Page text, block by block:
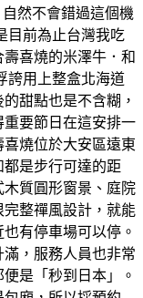
然不會錯過這個機
目前為止台灣我吃
喜燒的米澤牛．和
誇用上整盒北海道
甜點也是不含糊，
要節日在這安排一
燒位於大安區遠東
是步行可達的距
質圓形窗景、庭院
整禪風設計，就能
有停車場可以停。
，服務人員也非常
是「秒到日本」。